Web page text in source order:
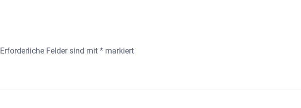
Erforderliche Felder sind mit * markiert